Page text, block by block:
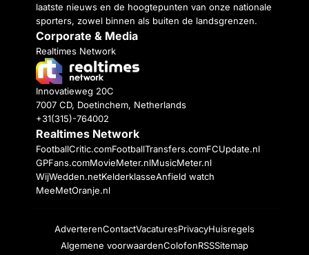
laatste nieuws en de hoogtepunten van onze nationale
sporters, zowel binnen als buiten de landsgrenzen.
Corporate & Media
Realtimes Network
Innovatieweg 20C
7007 CD, Doetinchem, Netherlands
+31(315)-764002
Realtimes Network
FootballCritic.comFootballTransfers.comFCUpdate.nl
GPFans.comMovieMeter.nlMusicMeter.nl
WijWedden.netKelderklasseAnfield watch
MeeMetOranje.nl
AdverterenContactVacaturesPrivacyHuisregels
Algemene voorwaardenColofonRSSSitemap